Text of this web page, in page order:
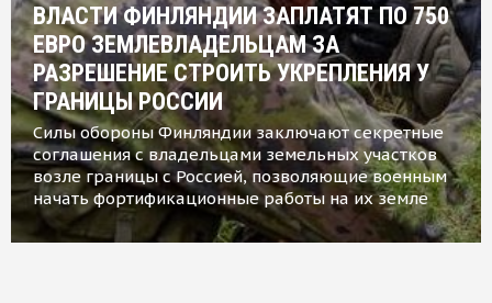
ВЛАСТИ ФИНЛЯНДИИ ЗАПЛАТЯТ ПО 750
ЕВРО ЗЕМЛЕВЛАДЕЛЬЦАМ ЗА
РАЗРЕШЕНИЕ СТРОИТЬ УКРЕПЛЕНИЯ У
ГРАНИЦЫ РОССИИ
Силы обороны Финляндии заключают секретные
соглашения с владельцами земельных участков
возле границы с Россией, позволяющие военным
начать фортификационные работы на их земле